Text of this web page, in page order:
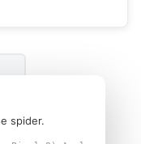
spider.